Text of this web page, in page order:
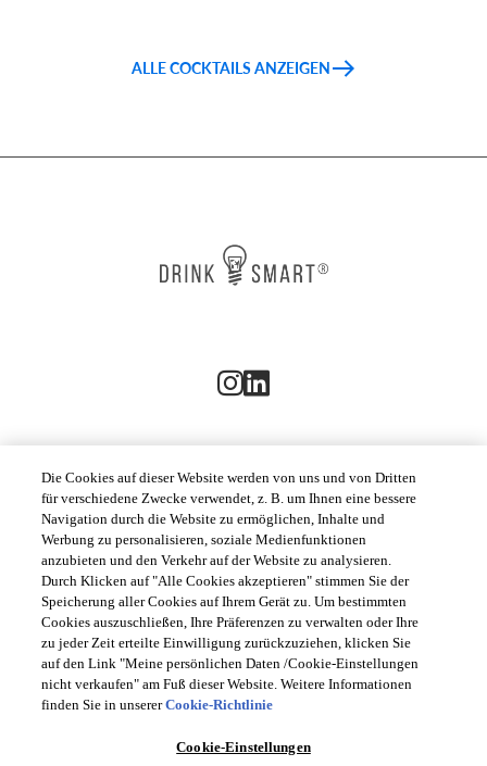
ALLE COCKTAILS ANZEIGEN
KUNDENSERVICE
RECHTLICHES
LAND & SPRACHE GLOBAL | DE
Die Cookies auf dieser Website werden von uns und von Dritten
für verschiedene Zwecke verwendet, z. B. um Ihnen eine bessere
Navigation durch die Website zu ermöglichen, Inhalte und
Werbung zu personalisieren, soziale Medienfunktionen
anzubieten und den Verkehr auf der Website zu analysieren.
Durch Klicken auf "Alle Cookies akzeptieren" stimmen Sie der
Speicherung aller Cookies auf Ihrem Gerät zu. Um bestimmten
Cookies auszuschließen, Ihre Präferenzen zu verwalten oder Ihre
zu jeder Zeit erteilte Einwilligung zurückzuziehen, klicken Sie
auf den Link "Meine persönlichen Daten /Cookie-Einstellungen
nicht verkaufen" am Fuß dieser Website. Weitere Informationen
finden Sie in unsererCookie-Richtlinie
Cookie-Einstellungen